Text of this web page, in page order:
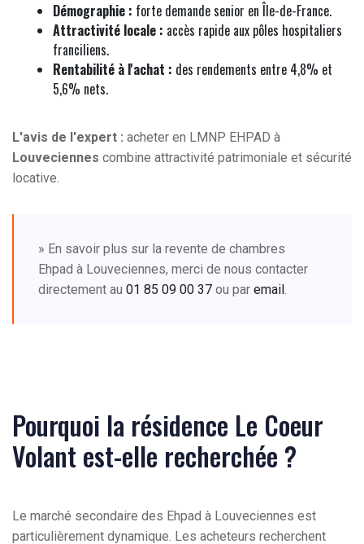
Démographie : forte demande senior en Île-de-France.
Attractivité locale : accès rapide aux pôles hospitaliers
franciliens.
Rentabilité à l'achat : des rendements entre 4,8% et
5,6% nets.
L'avis de l'expert : acheter en LMNP EHPAD à
Louveciennes combine attractivité patrimoniale et sécurité
locative.
» En savoir plus sur la revente de chambres
Ehpad à Louveciennes, merci de nous contacter
directement au 01 85 09 00 37 ou par email.
Pourquoi la résidence Le Coeur
Volant est-elle recherchée ?
Le marché secondaire des Ehpad à Louveciennes est
particulièrement dynamique. Les acheteurs recherchent